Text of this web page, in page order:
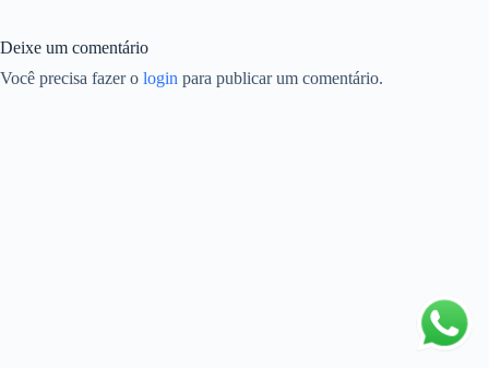
Deixe um comentário
Você precisa fazer o login para publicar um comentário.